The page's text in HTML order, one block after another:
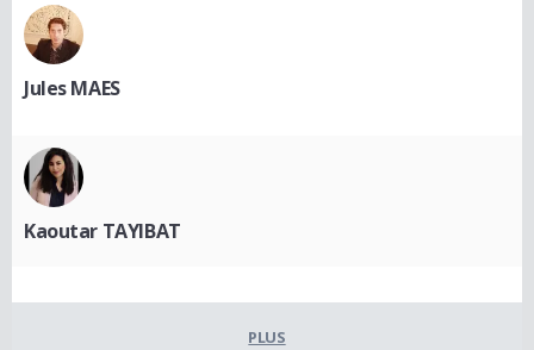
Jules MAES
Kaoutar TAYIBAT
PLUS